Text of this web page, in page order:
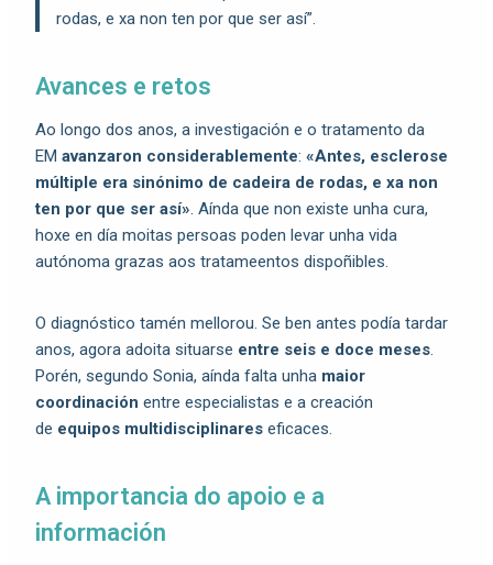
rodas, e xa non ten por que ser así”.
Avances e retos
Ao longo dos anos, a investigación e o tratamento da
EM avanzaron considerablemente: «Antes, esclerose
múltiple era sinónimo de cadeira de rodas, e xa non
ten por que ser así». Aínda que non existe unha cura,
hoxe en día moitas persoas poden levar unha vida
autónoma grazas aos tratameentos dispoñibles.
O diagnóstico tamén mellorou. Se ben antes podía tardar
anos, agora adoita situarse entre seis e doce meses.
Porén, segundo Sonia, aínda falta unha maior
coordinación entre especialistas e a creación
de equipos multidisciplinares eficaces.
A importancia do apoio e a
información